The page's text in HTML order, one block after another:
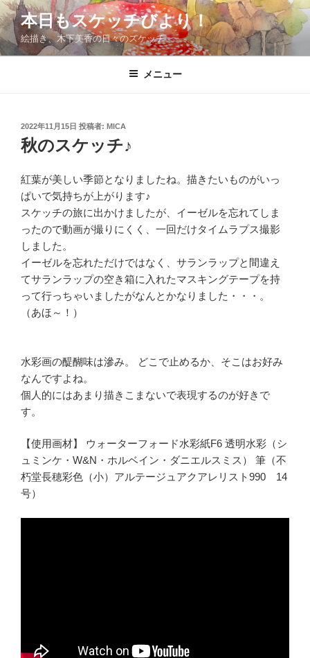
コ
ン
テ
ン
本日もスケッチびより！
絵描き、木下美香の日々のスケッチ
メニュー
投
稿
日:
2022年11月15日 投稿者: MICA
秋のスケッチ♪
紅葉が美しい季節となりましたね。描きたいものがいっ
ぱいで気持ちが上がります♪
スケッチの旅に出かけましたが、イーゼルを忘れてしま
ったので動画が撮りにくく、一回だけタイムラプス撮影
しました。
イーゼルを忘れただけではなく、サランラップと間違え
てサランラップの空き箱に入れたマスキングテープを持
って行っちゃいましたがなんとかなりました・・・。
（あほ～！）
水彩画の醍醐味は滲み。 どこで止めるか、そこはお好み
なんですよね。
個人的にはあまり描きこまないで表現するのが好きで
す。
【使用画材】 ウォーターフォード水彩紙F6 透明水彩（シ
ュミンケ・W&N・ホルベイン・ダニエルスミス） 筆（不
朽堂長穂彩色（小）アルテージュアクアレリスト990 14
号）